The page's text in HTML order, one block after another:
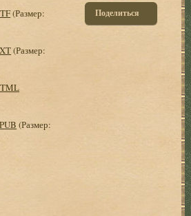
(Размер:
(Размер:
(Размер:
Поделиться